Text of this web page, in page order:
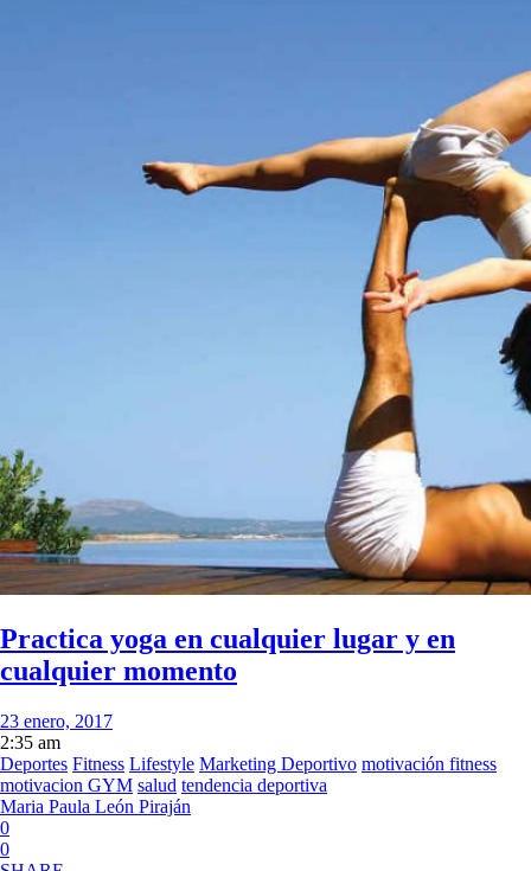
Practica yoga en cualquier lugar y en
cualquier momento
23 enero, 2017
2:35 am
Deportes Fitness Lifestyle Marketing Deportivo motivación fitness
motivacion GYM salud tendencia deportiva
Maria Paula León Piraján
0
0